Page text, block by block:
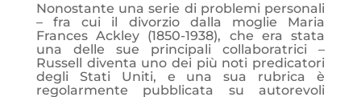
Nonostante una serie di problemi personali
– fra cui il divorzio dalla moglie Maria
Frances Ackley (1850-1938), che era stata
una delle sue principali collaboratrici –
Russell diventa uno dei più noti predicatori
degli Stati Uniti, e una sua rubrica è
regolarmente pubblicata su autorevoli